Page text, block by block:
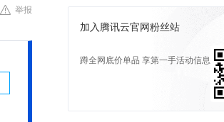
举报
加入腾讯云官网粉丝站
蹲全网底价单品 享第一手活动信息